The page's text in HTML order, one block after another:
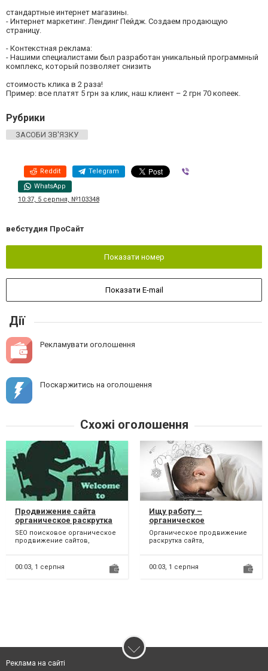
стандартные интернет магазины.
- Интернет маркетинг. Лендинг Пейдж. Создаем продающую
страницу.
- Контекстная реклама:
- Нашими специалистами был разработан уникальный программный
комплекс, который позволяет снизить
стоимость клика в 2 раза!
Пример: все платят 5 грн за клик, наш клиент – 2 грн 70 копеек.
Рубрики
ЗАСОБИ ЗВ'ЯЗКУ
Reddit Telegram
WhatsApp
10:37, 5 серпня, №103348
вебстудия ПроСайт
Показати номер
Показати E-mail
Дії
Рекламувати оголошення
Поскаржитись на оголошення
Схожі оголошення
Продвижение сайта
органическое раскрутка
SEO поисковое органическое
продвижение сайтов,
комплекс действий интернет-
марк...
00:03, 1 серпня
Ищу работу –
органическое
продвижение раскрутка
сайта
Органическое продвижение
раскрутка сайта,
раскрутка бизнеса продукции
услуг...
00:03, 1 серпня
Реклама на сайті